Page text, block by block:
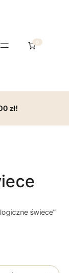
0
zł!
świece”